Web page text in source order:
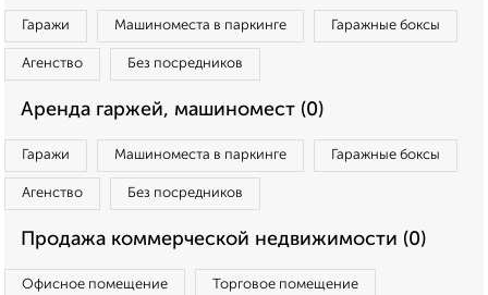
Гаражи Машиноместа в паркинге Гаражные боксы
Агенство Без посредников
Аренда гаржей, машиномест (0)
Гаражи Машиноместа в паркинге Гаражные боксы
Агенство Без посредников
Продажа коммерческой недвижимости (0)
Офисное помещение Торговое помещение